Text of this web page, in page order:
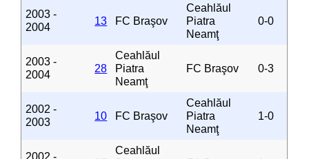
2003 -
2004
13 FC Braşov
Ceahlăul
Piatra
Neamţ
0-0
2003 -
2004
28
Ceahlăul
Piatra
Neamţ
FC Braşov 0-3
2002 -
2003
10 FC Braşov
Ceahlăul
Piatra
Neamţ
1-0
2002 -
Ceahlăul